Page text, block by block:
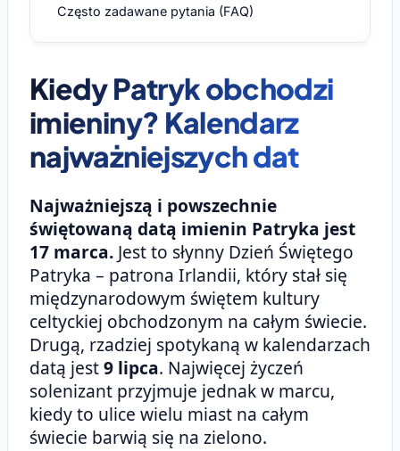
Często zadawane pytania (FAQ)
Kiedy Patryk obchodzi
imieniny? Kalendarz
najważniejszych dat
Najważniejszą i powszechnie
świętowaną datą imienin Patryka jest
17 marca. Jest to słynny Dzień Świętego
Patryka – patrona Irlandii, który stał się
międzynarodowym świętem kultury
celtyckiej obchodzonym na całym świecie.
Drugą, rzadziej spotykaną w kalendarzach
datą jest9 lipca. Najwięcej życzeń
solenizant przyjmuje jednak w marcu,
kiedy to ulice wielu miast na całym
świecie barwią się na zielono.